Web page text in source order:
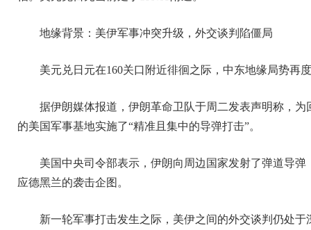
地缘背景：美伊军事冲突升级，外交谈判陷僵局
美元兑日元在160关口附近徘徊之际，中东地缘局势再
据伊朗媒体报道，伊朗革命卫队于周二发表声明称，
的美国军事基地实施了“精准且集中的导弹打击”。
美国中央司令部表示，伊朗向周边国家发射了弹道导
应德黑兰的袭击企图。
新一轮军事打击发生之际，美伊之间的外交谈判仍处